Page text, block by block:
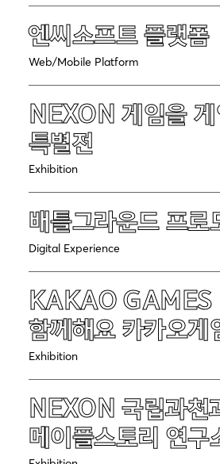
엔씨소프트 플랫폼
Web/Mobile Platform
NEXON 게임을
특별전
Exhibition
배틀그라운드 프로
Digital Experience
KAKAO GAMES
함께해요 카카오게
Exhibition
NEXON 국립과천
메이플스토리 연구
Projects
About
Team
News